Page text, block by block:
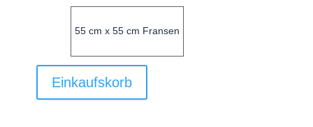
55 cm x 55 cm Fransen
Einkaufskorb